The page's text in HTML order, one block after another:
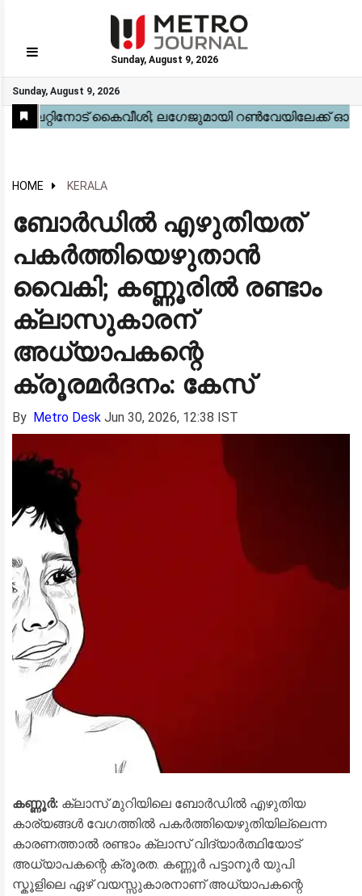
Sunday, August 9, 2026
Sunday, August 9, 2026
GO
Home
Kerala
National
Gulf
World
Sports
Movies
Health
Automobile
Travel
Education
Novel
Business
Technology
Webstory
HOME KERALA
ബോർഡിൽ എഴുതിയത്
പകർത്തിയെഴുതാൻ
വൈകി; കണ്ണൂരിൽ രണ്ടാം
ക്ലാസുകാരന്
അധ്യാപകന്റെ
ക്രൂരമർദനം: കേസ്
By Metro Desk Jun 30, 2026, 12:38 IST
കണ്ണൂർ: ക്ലാസ് മുറിയിലെ ബോർഡിൽ എഴുതിയ
കാര്യങ്ങൾ വേഗത്തിൽ പകർത്തിയെഴുതിയില്ലെന്ന
കാരണത്താൽ രണ്ടാം ക്ലാസ് വിദ്യാർത്ഥിയോട്
അധ്യാപകന്റെ ക്രൂരത. കണ്ണൂർ പട്ടാനൂർ യുപി
സ്കൂളിലെ ഏഴ് വയസ്സുകാരനാണ് അധ്യാപകന്റെ